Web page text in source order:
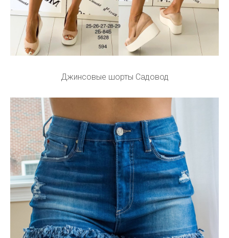
Джинсовые шорты Садовод